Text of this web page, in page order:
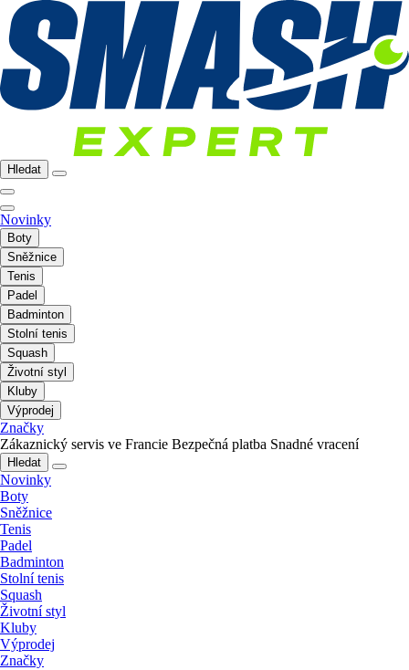
Hledat
Novinky
Boty
Sněžnice
Tenis
Padel
Badminton
Stolní tenis
Squash
Životní styl
Kluby
Výprodej
Značky
Zákaznický servis ve Francie Bezpečná platba Snadné vracení
Hledat
Novinky
Boty
Sněžnice
Tenis
Padel
Badminton
Stolní tenis
Squash
Životní styl
Kluby
Výprodej
Značky